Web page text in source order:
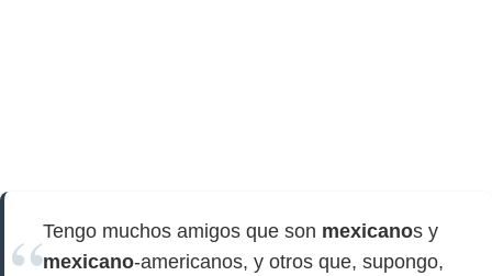
Tengo muchos amigos que son mexicanos y
mexicano-americanos, y otros que, supongo,